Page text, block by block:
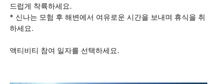
드럽게 착륙하세요.
* 신나는 모험 후 해변에서 여유로운 시간을 보내며 휴식을 취
하세요.
액티비티 참여 일자를 선택하세요.